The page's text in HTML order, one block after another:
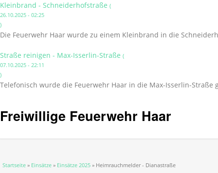
Kleinbrand - Schneiderhofstraße (
26.10.2025 - 02:25
)
Die Feuerwehr Haar wurde zu einem Kleinbrand in die
Straße reinigen - Max-Isserlin-Straße (
07.10.2025 - 22:11
)
Telefonisch wurde die Feuerwehr Haar in die Max-Isserlin-Straße
Freiwillige Feuerwehr Haar
Sie sind hier
Startseite » Einsätze » Einsätze 2025 » Heimrauchmelder - Dianastraße